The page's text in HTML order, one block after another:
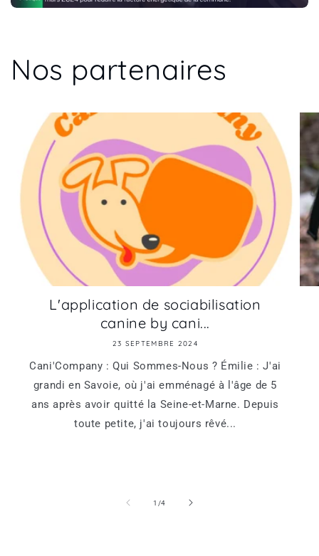
Nos partenaires
L'application de sociabilisation
canine by cani...
23 SEPTEMBRE 2024
Cani'Company : Qui Sommes-Nous ? Émilie : J'ai
grandi en Savoie, où j'ai emménagé à l'âge de 5
ans après avoir quitté la Seine-et-Marne. Depuis
toute petite, j'ai toujours rêvé...
1 /de
4